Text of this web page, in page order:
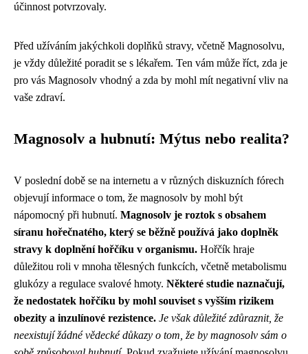
účinnost potvrzovaly.
Před užíváním jakýchkoli doplňků stravy, včetně Magnosolvu,
je vždy důležité poradit se s lékařem. Ten vám může říct, zda je
pro vás Magnosolv vhodný a zda by mohl mít negativní vliv na
vaše zdraví.
Magnosolv a hubnutí: Mýtus nebo realita?
V poslední době se na internetu a v různých diskuzních fórech
objevují informace o tom, že magnosolv by mohl být
nápomocný při hubnutí. Magnosolv je roztok s obsahem
síranu hořečnatého, který se běžně používá jako doplněk
stravy k doplnění hořčíku v organismu. Hořčík hraje
důležitou roli v mnoha tělesných funkcích, včetně metabolismu
glukózy a regulace svalové hmoty. Některé studie naznačují,
že nedostatek hořčíku by mohl souviset s vyšším rizikem
obezity a inzulínové rezistence. Je však důležité zdůraznit, že
neexistují žádné vědecké důkazy o tom, že by magnosolv sám o